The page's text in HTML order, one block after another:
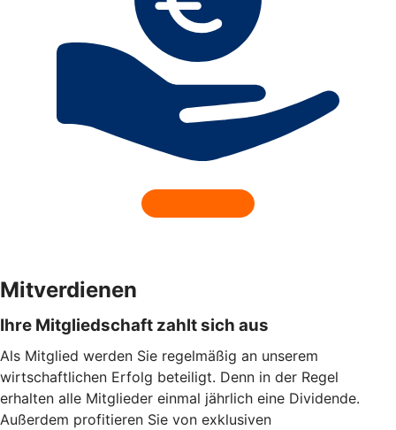
Mitverdienen
Ihre Mitgliedschaft zahlt sich aus
Als Mitglied werden Sie regelmäßig an unserem
wirtschaftlichen Erfolg beteiligt. Denn in der Regel
erhalten alle Mitglieder einmal jährlich eine Dividende.
Außerdem profitieren Sie von exklusiven